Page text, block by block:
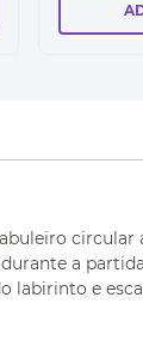
circular
a
labirinto e